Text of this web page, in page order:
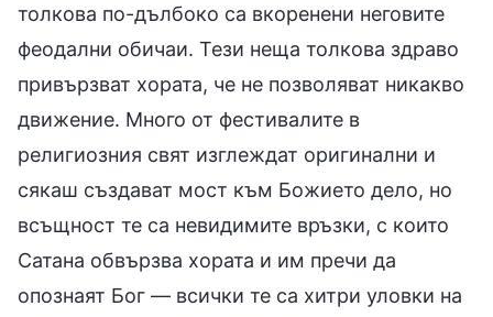
толкова по-дълбоко са вкоренени неговите
феодални обичаи. Тези неща толкова здраво
привързват хората, че не позволяват никакво
движение. Много от фестивалите в
религиозния свят изглеждат оригинални и
сякаш създават мост към Божието дело, но
всъщност те са невидимите връзки, с които
Сатана обвързва хората и им пречи да
опознаят Бог — всички те са хитри уловки на